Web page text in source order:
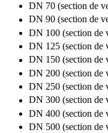
DN 70 (section de
DN 90 (section de
DN 100 (section de
DN 125 (section de
DN 150 (section de
DN 200 (section de
DN 250 (section de
DN 300 (section de
DN 400 (section de
DN 500 (section de